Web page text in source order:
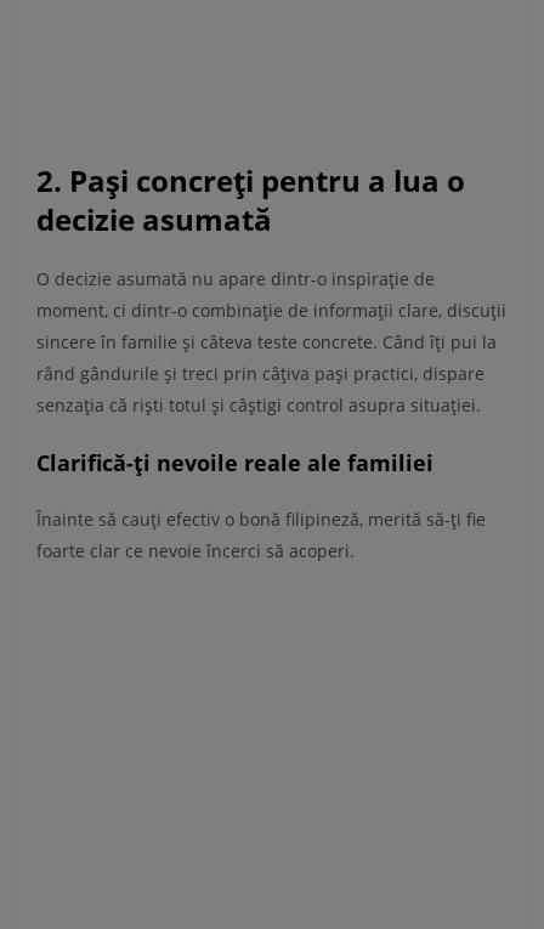
2. Pași concreți pentru a lua o
decizie asumată
O decizie asumată nu apare dintr-o inspirație de
moment, ci dintr-o combinație de informații clare, discuții
sincere în familie și câteva teste concrete. Când îți pui la
rând gândurile și treci prin câțiva pași practici, dispare
senzația că riști totul și câștigi control asupra situației.
Clarifică-ți nevoile reale ale familiei
Înainte să cauți efectiv o bonă filipineză, merită să-ți fie
foarte clar ce nevoie încerci să acoperi.